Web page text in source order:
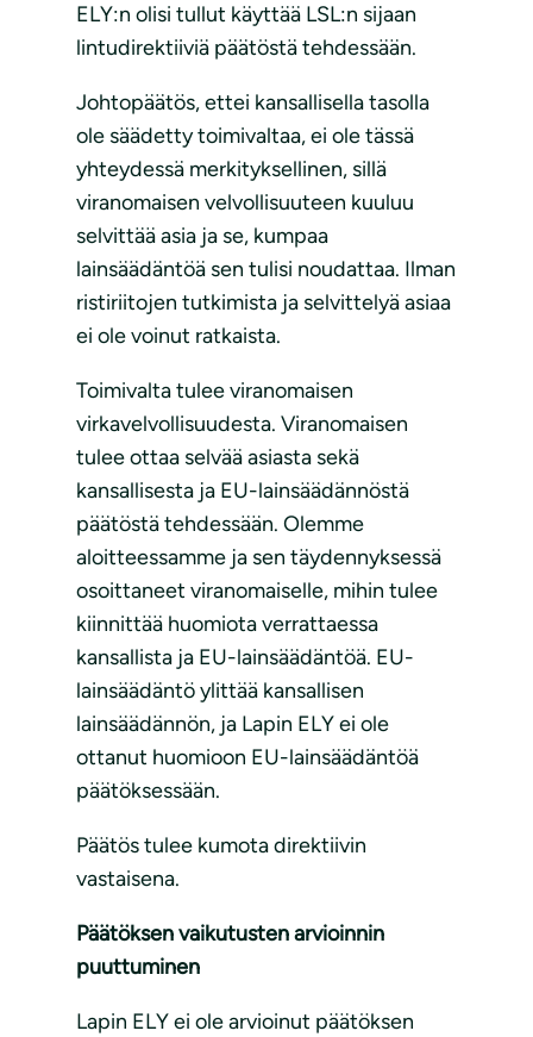
ELY:n olisi tullut käyttää LSL:n sijaan
lintudirektiiviä päätöstä tehdessään.
Johtopäätös, ettei kansallisella tasolla
ole säädetty toimivaltaa, ei ole tässä
yhteydessä merkityksellinen, sillä
viranomaisen velvollisuuteen kuuluu
selvittää asia ja se, kumpaa
lainsäädäntöä sen tulisi noudattaa. Ilman
ristiriitojen tutkimista ja selvittelyä asiaa
ei ole voinut ratkaista.
Toimivalta tulee viranomaisen
virkavelvollisuudesta. Viranomaisen
tulee ottaa selvää asiasta sekä
kansallisesta ja EU-lainsäädännöstä
päätöstä tehdessään. Olemme
aloitteessamme ja sen täydennyksessä
osoittaneet viranomaiselle, mihin tulee
kiinnittää huomiota verrattaessa
kansallista ja EU-lainsäädäntöä. EU-
lainsäädäntö ylittää kansallisen
lainsäädännön, ja Lapin ELY ei ole
ottanut huomioon EU-lainsäädäntöä
päätöksessään.
Päätös tulee kumota direktiivin
vastaisena.
Päätöksen vaikutusten arvioinnin
puuttuminen
Lapin ELY ei ole arvioinut päätöksen